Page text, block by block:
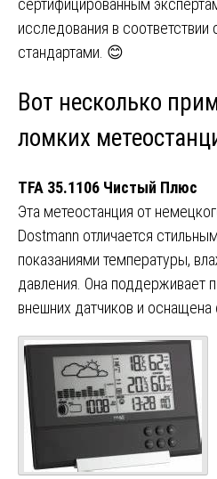
сертифицированным
исследования в соответствии
стандартами. 😊
Вот несколько
ломких
TFA 35.1106 Чистый Плюс
Эта метеостанция от
Dostmann отличается
показаниями температуры,
давления. Она поддерживает
внешних датчиков и оснащена